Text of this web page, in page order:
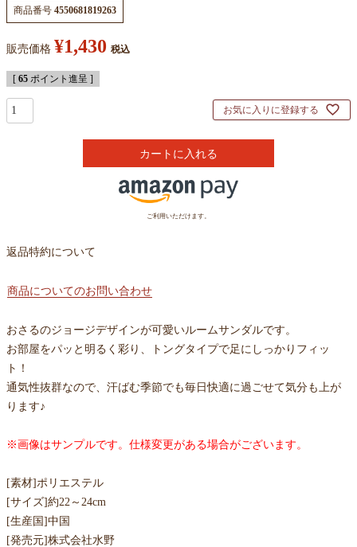
商品番号 4550681819263
販売価格 ¥1,430 税込
[ 65 ポイント進呈 ]
お気に入りに登録する
カートに入れる
ご利用いただけます。
返品特約について
商品についてのお問い合わせ
おさるのジョージデザインが可愛いルームサンダルです。
お部屋をパッと明るく彩り、トングタイプで足にしっかりフィッ
ト！
通気性抜群なので、汗ばむ季節でも毎日快適に過ごせて気分も上が
ります♪
※画像はサンプルです。仕様変更がある場合がございます。
[素材]ポリエステル
[サイズ]約22～24cm
[生産国]中国
[発売元]株式会社水野